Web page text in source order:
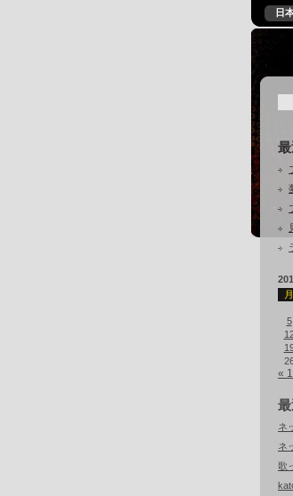
日
月
5
«
ネ
ネ
歌